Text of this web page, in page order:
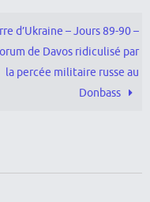
d’Ukraine – Jours 89-90 –
de Davos ridiculisé par
la percée militaire russe au
Donbass